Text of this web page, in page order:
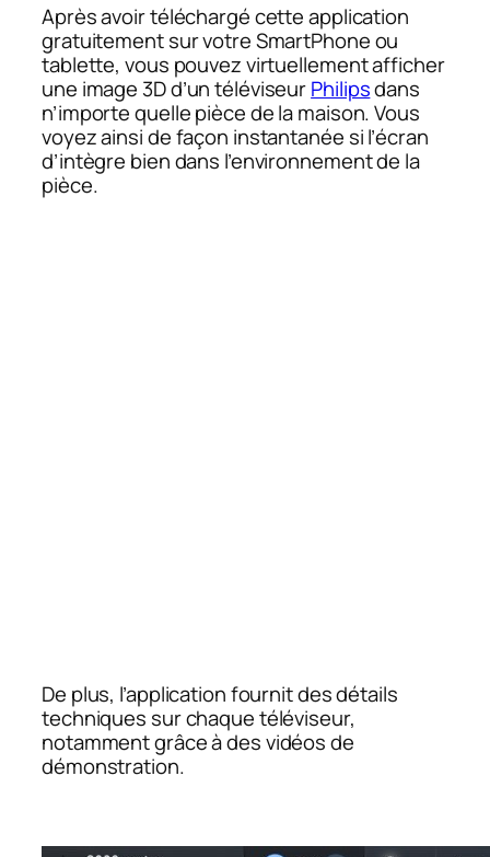
Après avoir téléchargé cette application
gratuitement sur votre SmartPhone ou
tablette, vous pouvez virtuellement afficher
une image 3D d’un téléviseurPhilipsdans
n’importe quelle pièce de la maison. Vous
voyez ainsi de façon instantanée si l’écran
d’intègre bien dans l’environnement de la
pièce.
De plus, l’application fournit des détails
techniques sur chaque téléviseur,
notamment grâce à des vidéos de
démonstration.